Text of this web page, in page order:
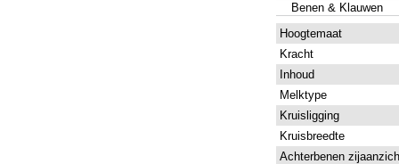
Benen & Klauwen
Hoogtemaat
Kracht
Inhoud
Melktype
Kruisligging
Kruisbreedte
Achterbenen